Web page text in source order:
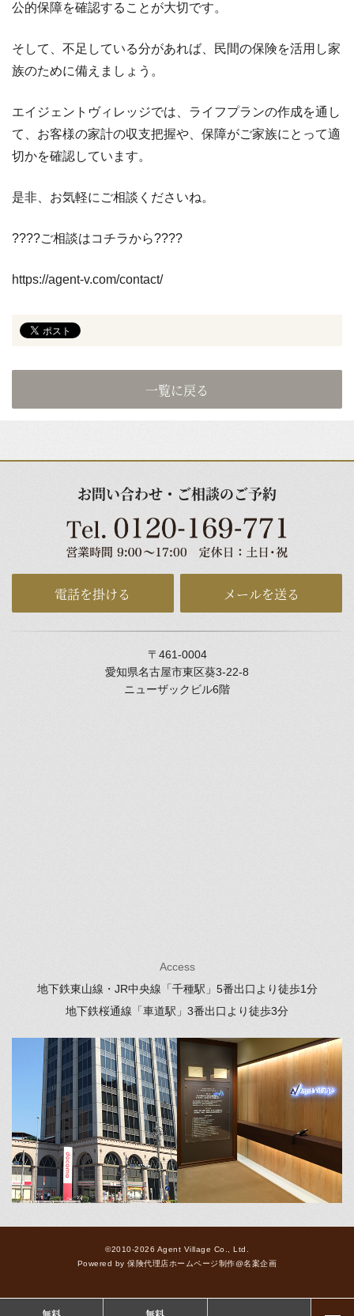
公的保障を確認することが大切です。
そして、不足している分があれば、民間の保険を活用し家
族のために備えましょう。
エイジェントヴィレッジでは、ライフプランの作成を通し
て、お客様の家計の収支把握や、保障がご家族にとって適
切かを確認しています。
是非、お気軽にご相談くださいね。
????ご相談はコチラから????
https://agent-v.com/contact/
一覧に戻る
お問い合わせ・ご相談のご予約
電話を掛ける メールを送る
〒461-0004
愛知県名古屋市東区葵3-22-8
ニューザックビル6階
Access
地下鉄東山線・JR中央線「千種駅」 5番出口より徒歩1分
地下鉄桜通線「車道駅」 3番出口より徒歩3分
©2010-2026 Agent Village Co., Ltd.
Powered by保険代理店ホームページ制作@名案企画